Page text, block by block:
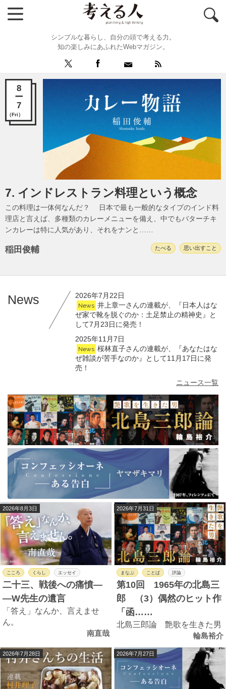
シンプルな暮らし、自分の頭で考える力。
知の楽しみにあふれたWebマガジン。
8
ー
7
（Fri）
7. インドレストラン料理という概念
この料理は一体何なんだ？ 日本で最も一般的なタイプのインド料
理店と言えば、多種類のカレーメニューを備え、中でもバターチキ
ンカレーは特に人気があり、それをナンと……
たべる 思い出すこと
稲田俊輔
News 2026年7月22日
News 井上章一さんの連載が、『日本人はな
ぜ家で靴を脱ぐのか：土足禁止の精神史』と
して7月23日に発売！
2025年11月7日
News 桜林直子さんの連載が、『あなたはな
ぜ雑談が苦手なのか』として11月17日に発
売！
ニュース一覧
2026年8月3日
こころ くらし エッセイ
二十三、戦後への痛憤―
―W先生の遺言
「答え」なんか、言えませ
ん。
南直哉
2026年7月31日
まなぶ ことば 評論
第10回 1965年の北島三
郎 （3）偶然のヒット作
「函……
北島三郎論 艶歌を生きた男
輪島裕介
2026年7月28日 2026年7月27日